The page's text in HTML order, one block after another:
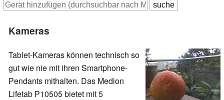
Kameras
Tablet-Kameras können technisch so
gut wie nie mit ihren Smartphone-
Pendants mithalten. Das Medion
Lifetab P10505 bietet mit 5